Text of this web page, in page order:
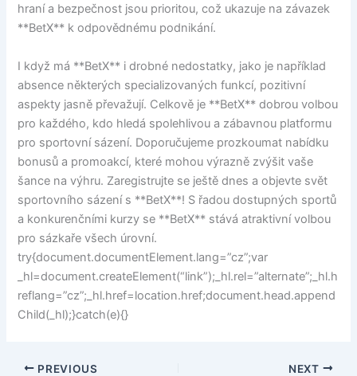
hraní a bezpečnost jsou prioritou, což ukazuje na závazek
**BetX** k odpovědnému podnikání.
I když má **BetX** i drobné nedostatky, jako je například
absence některých specializovaných funkcí, pozitivní
aspekty jasně převažují. Celkově je **BetX** dobrou volbou
pro každého, kdo hledá spolehlivou a zábavnou platformu
pro sportovní sázení. Doporučujeme prozkoumat nabídku
bonusů a promoakcí, které mohou výrazně zvýšit vaše
šance na výhru. Zaregistrujte se ještě dnes a objevte svět
sportovního sázení s **BetX**! S řadou dostupných sportů
a konkurenčními kurzy se **BetX** stává atraktivní volbou
pro sázkaře všech úrovní.
try{document.documentElement.lang=”cz”;var
_hl=document.createElement(“link”);_hl.rel=”alternate”;_hl.h
reflang=”cz”;_hl.href=location.href;document.head.append
Child(_hl);}catch(e){}
PREVIOUS NEXT